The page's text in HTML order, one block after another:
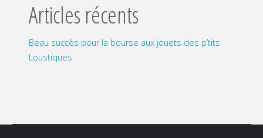
Articles récents
Beau succès pour la bourse aux jouets des p’tits
Loustiques